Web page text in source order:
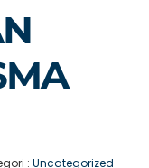
:Uncategorized